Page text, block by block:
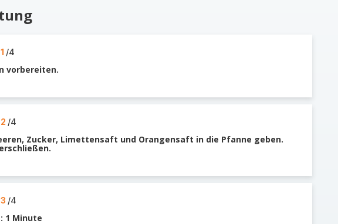
/4
vorbereiten.
/4
Zucker, Limettensaft und Orangensaft in die Pfanne geben.
/4
1 Minute